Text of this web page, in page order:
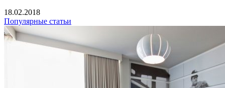
18.02.2018
Популярные статьи